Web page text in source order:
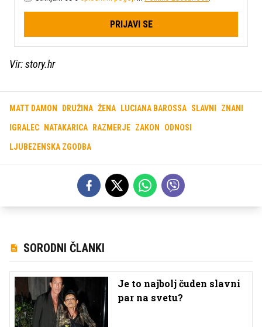
PRIJAVI SE
Vir: story.hr
MATT DAMON DRUŽINA ŽENA LUCIANA BAROSSA SLAVNI ZNANI
IGRALEC NATAKARICA RAZMERJE ZAKON ODNOSI
LJUBEZENSKA ZGODBA
SORODNI ČLANKI
Je to najbolj čuden slavni
par na svetu?